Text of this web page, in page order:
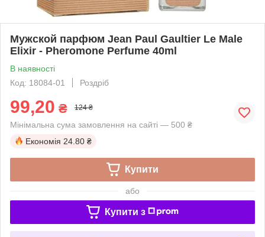
Мужской парфюм Jean Paul Gaultier Le Male
Elixir - Pheromone Perfume 40ml
В наявності
Код: 18084-01
Роздріб
99,20 ₴ 124 ₴
Мінімальна сума замовлення на сайті — 500 ₴
Економія 24.80 ₴
Купити
або
Купити з